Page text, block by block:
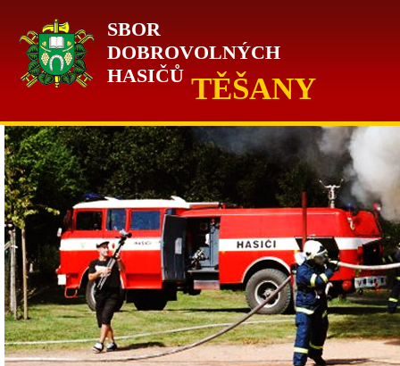
SBOR
DOBROVOLNÝCH
HASIČŮ TĚŠANY